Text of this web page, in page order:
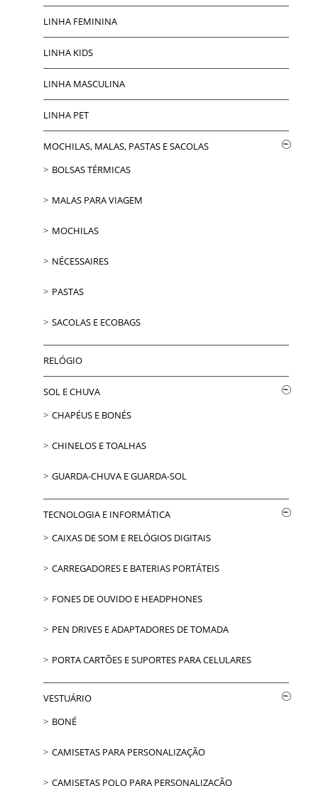
LINHA FEMININA
LINHA KIDS
LINHA MASCULINA
LINHA PET
MOCHILAS, MALAS, PASTAS E SACOLAS
BOLSAS TÉRMICAS
MALAS PARA VIAGEM
MOCHILAS
NÉCESSAIRES
PASTAS
SACOLAS E ECOBAGS
RELÓGIO
SOL E CHUVA
CHAPÉUS E BONÉS
CHINELOS E TOALHAS
GUARDA-CHUVA E GUARDA-SOL
TECNOLOGIA E INFORMÁTICA
CAIXAS DE SOM E RELÓGIOS DIGITAIS
CARREGADORES E BATERIAS PORTÁTEIS
FONES DE OUVIDO E HEADPHONES
PEN DRIVES E ADAPTADORES DE TOMADA
PORTA CARTÕES E SUPORTES PARA CELULARES
VESTUÁRIO
BONÉ
CAMISETAS PARA PERSONALIZAÇÃO
CAMISETAS POLO PARA PERSONALIZAÇÃO